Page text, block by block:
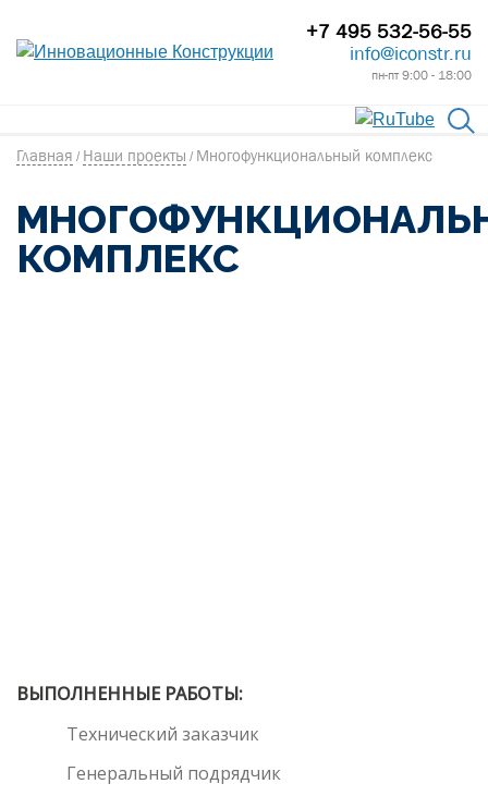
+7 495 532-56-55
info@iconstr.ru
пн-пт 9:00 - 18:00
Главная / Наши проекты / Многофункциональный комплекс
КОМПЛЕКС
ВЫПОЛНЕННЫЕ РАБОТЫ:
Технический заказчик
Генеральный подрядчик